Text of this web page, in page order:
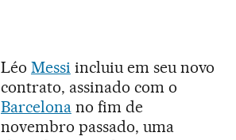
Léo Messi incluiu em seu novo
contrato, assinado com o
Barcelonano fim de
novembro passado, uma